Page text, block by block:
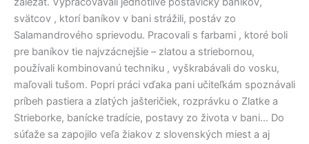
svätcov , ktorí baníkov v bani strážili, postáv zo
Salamandrového sprievodu. Pracovali s farbami , ktoré boli
pre baníkov tie najvzácnejšie – zlatou a striebornou,
používali kombinovanú techniku , vyškrabávali do vosku,
maľovali tušom. Popri práci vďaka pani učiteľkám spoznávali
príbeh pastiera a zlatých jašteričiek, rozprávku o Zlatke a
Strieborke, banícke tradície, postavy zo života v bani… Do
súťaže sa zapojilo veľa žiakov z slovenských miest a aj